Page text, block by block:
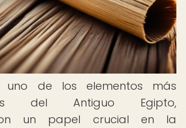
uno de los elementos más
del Antiguo Egipto,
un papel crucial en la